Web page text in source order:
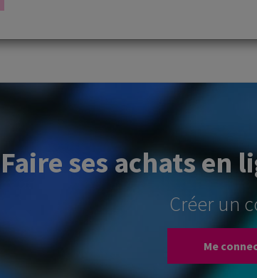
Faire ses achats en
Créer un
Me